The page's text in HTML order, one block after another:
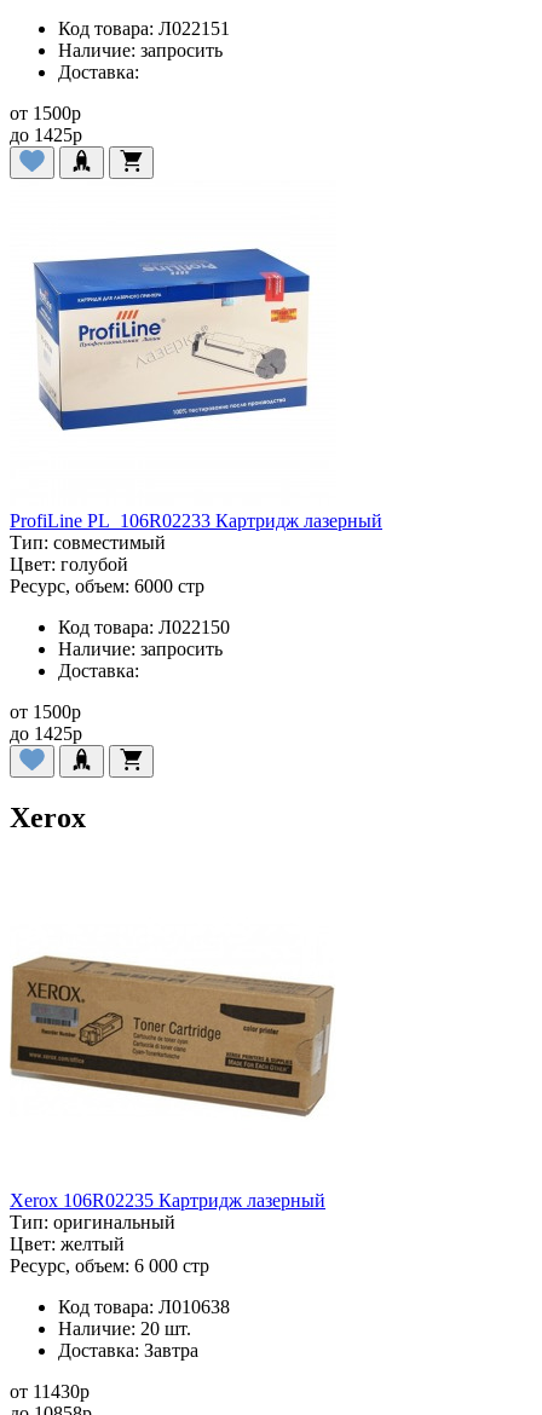
Код товара: Л022151
Наличие: запросить
Доставка:
от 1500p
до 1425p
ProfiLine PL_106R02233 Картридж лазерный
Тип: совместимый
Цвет: голубой
Ресурс, объем: 6000 стр
Код товара: Л022150
Наличие: запросить
Доставка:
от 1500p
до 1425p
Xerox
Xerox 106R02235 Картридж лазерный
Тип: оригинальный
Цвет: желтый
Ресурс, объем: 6 000 стр
Код товара: Л010638
Наличие: 20 шт.
Доставка: Завтра
от 11430p